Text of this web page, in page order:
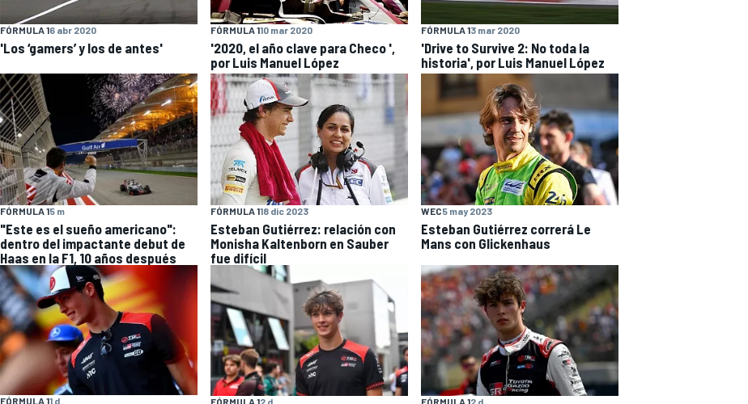
FÓRMULA 16 abr 2020
'Los ‘gamers’ y los de antes'
FÓRMULA 110 mar 2020
'2020, el año clave para Checo ',
por Luis Manuel López
FÓRMULA 13 mar 2020
'Drive to Survive 2: No toda la
historia', por Luis Manuel López
FÓRMULA 15 m
"Este es el sueño americano":
dentro del impactante debut de
Haas en la F1, 10 años después
FÓRMULA 118 dic 2023
Esteban Gutiérrez: relación con
Monisha Kaltenborn en Sauber
fue difícil
WEC5 may 2023
Esteban Gutiérrez correrá Le
Mans con Glickenhaus
FÓRMULA 11 d